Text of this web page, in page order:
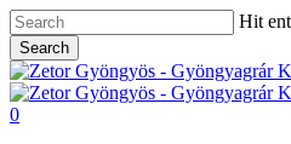
Skip
to
main
content
Hit
Search
Close
Search
search
0